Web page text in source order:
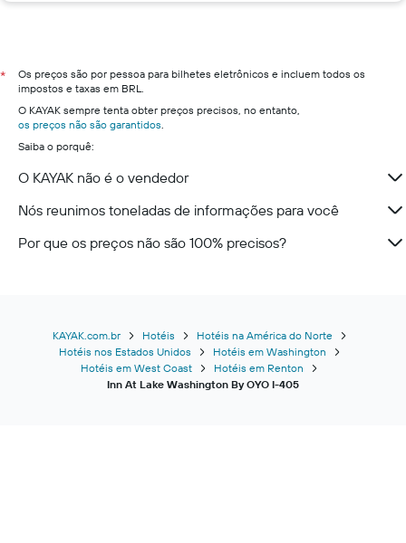
*
Os preços são por pessoa para bilhetes eletrônicos e incluem todos os
impostos e taxas em BRL.
O KAYAK sempre tenta obter preços precisos, no entanto,
os preços não são garantidos.
Saiba o porquê:
O KAYAK não é o vendedor
Nós reunimos toneladas de informações para você
Por que os preços não são 100% precisos?
KAYAK.com.br Hotéis
Hotéis na América do Norte
Hotéis nos Estados Unidos
Hotéis em Washington
Hotéis em West Coast
Hotéis em Renton
Inn At Lake Washington By OYO I-405